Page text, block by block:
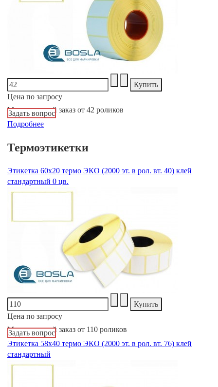
Цена по запросу
Минимальный заказ от 42 роликов
Задать вопрос
Подробнее
Термоэтикетки
Этикетка 60х20 термо ЭКО (2000 эт. в рол. вт. 40) клей
стандартный 0 цв.
Цена по запросу
Минимальный заказ от 110 роликов
Задать вопрос
Этикетка 58х40 термо ЭКО (2000 эт. в рол. вт. 76) клей
стандартный